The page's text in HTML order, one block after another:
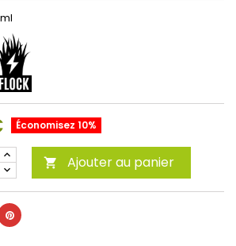
Économisez 10%
 Ajouter au panier